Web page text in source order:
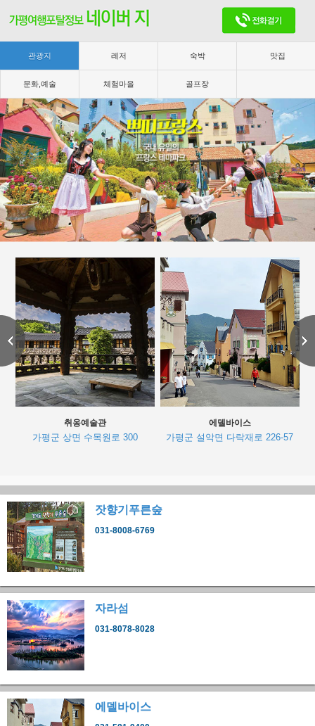
관광지 레저 숙박 맛집
문화,예술 체험마을 골프장
취옹예술관
가평군 상면 수목원로 300
에델바이스
가평군 설악면 다락재로 226-57
잣향기푸른숲
031-8008-6769
자라섬
031-8078-8028
에델바이스